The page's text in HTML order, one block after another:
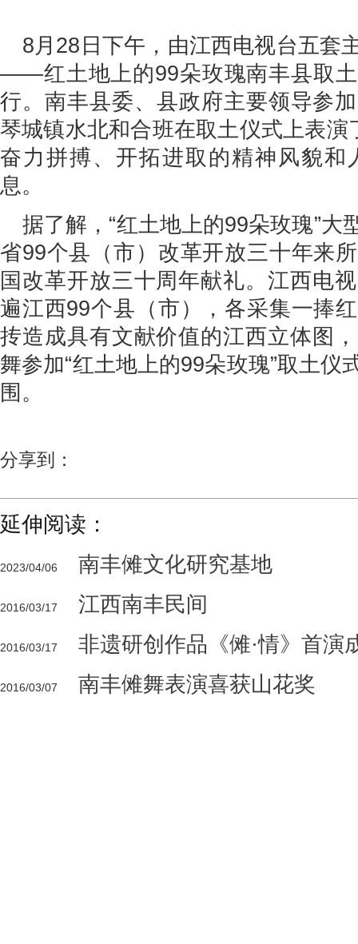
8月28日下午，由江西电视台五套
——红土地上的99朵玫瑰南丰县取
行。南丰县委、县政府主要领导参
琴城镇水北和合班在取土仪式上表演
奋力拼搏、开拓进取的精神风貌
息。
据了解，“红土地上的99朵玫瑰”
省99个县（市）改革开放三十年来
国改革开放三十周年献礼。江西电
遍江西99个县（市），各采集一捧
抟造成具有文献价值的江西立体图
舞参加“红土地上的99朵玫瑰”取土仪
围。
分享到：
延伸阅读：
2023/04/06 南丰傩文化研究基地
2016/03/17 江西南丰民间
2016/03/17 非遗研创作品《傩·情》首演
2016/03/07 南丰傩舞表演喜获山花奖